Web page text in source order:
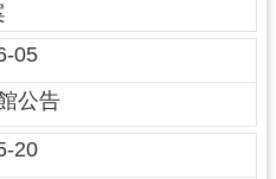
05
公告
20